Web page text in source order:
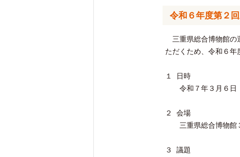
令和６年度第２
三重県総合博物館の
ただくため、令和６年
１ 日時
令和７年３月６日
２ 会場
三重県総合博物館
３ 議題